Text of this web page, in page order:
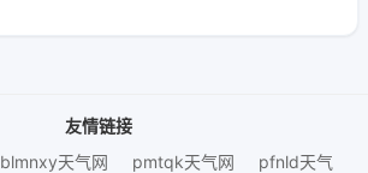
友情链接
blmnxy天气网 pmtqk天气网 pfnld天气